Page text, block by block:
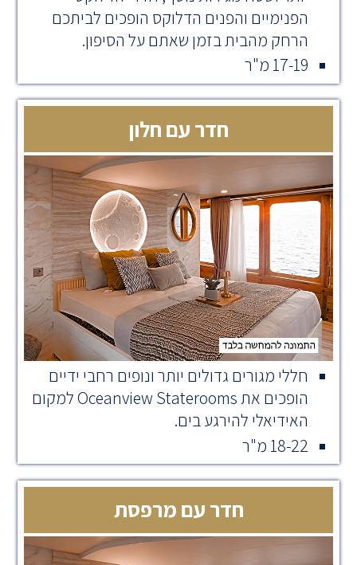
הפנימיים והפנים הדלוקס הופכים לביתכם
הרחק מהבית בזמן שאתם על הסיפון.
17-19 מ"ר
חדר עם חלון
חללי מגורים גדולים יותר ונופים רחבי ידיים
הופכים את Oceanview Staterooms למקום
האידיאלי להירגע בים.
18-22 מ"ר
חדר עם מרפסת